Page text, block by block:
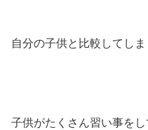
自分の子供と比較してしま
子供がたくさん習い事を